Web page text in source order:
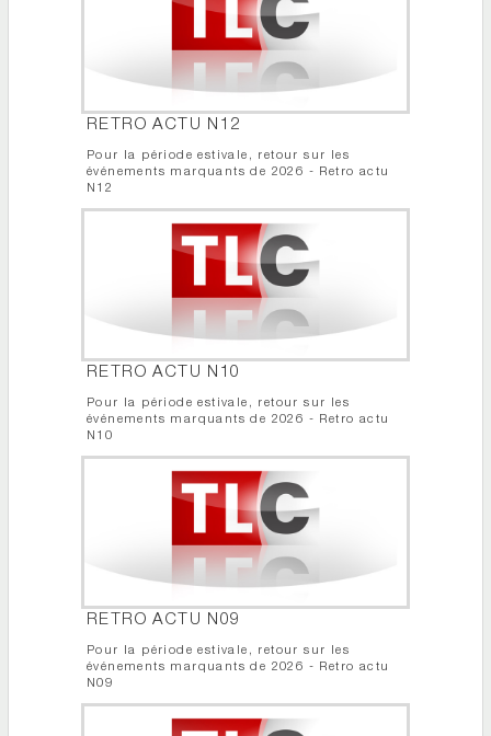
RETRO ACTU N12
Pour la période estivale, retour sur les
événements marquants de 2026 - Retro actu
N12
RETRO ACTU N10
Pour la période estivale, retour sur les
événements marquants de 2026 - Retro actu
N10
RETRO ACTU N09
Pour la période estivale, retour sur les
événements marquants de 2026 - Retro actu
N09